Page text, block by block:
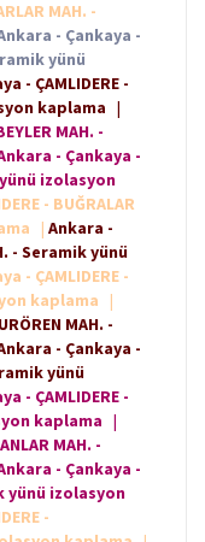
MAH. -
- Çankaya -
yünü
- ÇAMLIDERE -
kaplama |
MAH. -
- Çankaya -
yünü izolasyon
- BUĞRALAR
| Ankara -
- Seramik yünü
- ÇAMLIDERE -
kaplama
|
MAH. -
- Çankaya -
yünü
- ÇAMLIDERE -
kaplama |
MAH. -
- Çankaya -
yünü izolasyon
-